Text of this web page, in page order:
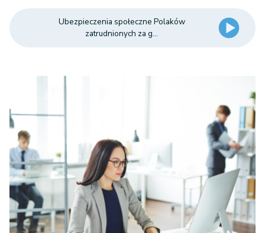
Ubezpieczenia społeczne Polaków
zatrudnionych za g...